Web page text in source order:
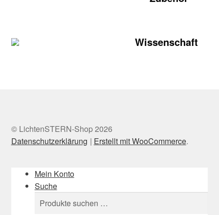
Wissenschaft
© LichtenSTERN-Shop 2026
Datenschutzerklärung
Erstellt mit WooCommerce.
Mein Konto
Suche
Suchen
nach:
Suchen